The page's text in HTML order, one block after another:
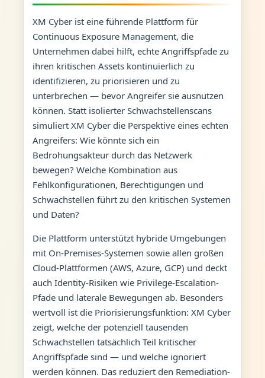
XM Cyber ist eine führende Plattform für
Continuous Exposure Management, die
Unternehmen dabei hilft, echte Angriffspfade zu
ihren kritischen Assets kontinuierlich zu
identifizieren, zu priorisieren und zu
unterbrechen — bevor Angreifer sie ausnutzen
können. Statt isolierter Schwachstellenscans
simuliert XM Cyber die Perspektive eines echten
Angreifers: Wie könnte sich ein
Bedrohungsakteur durch das Netzwerk
bewegen? Welche Kombination aus
Fehlkonfigurationen, Berechtigungen und
Schwachstellen führt zu den kritischen Systemen
und Daten?
Die Plattform unterstützt hybride Umgebungen
mit On-Premises-Systemen sowie allen großen
Cloud-Plattformen (AWS, Azure, GCP) und deckt
auch Identity-Risiken wie Privilege-Escalation-
Pfade und laterale Bewegungen ab. Besonders
wertvoll ist die Priorisierungsfunktion: XM Cyber
zeigt, welche der potenziell tausenden
Schwachstellen tatsächlich Teil kritischer
Angriffspfade sind — und welche ignoriert
werden können. Das reduziert den Remediation-